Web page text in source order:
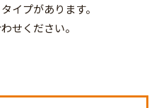
イプがあります。
せください。